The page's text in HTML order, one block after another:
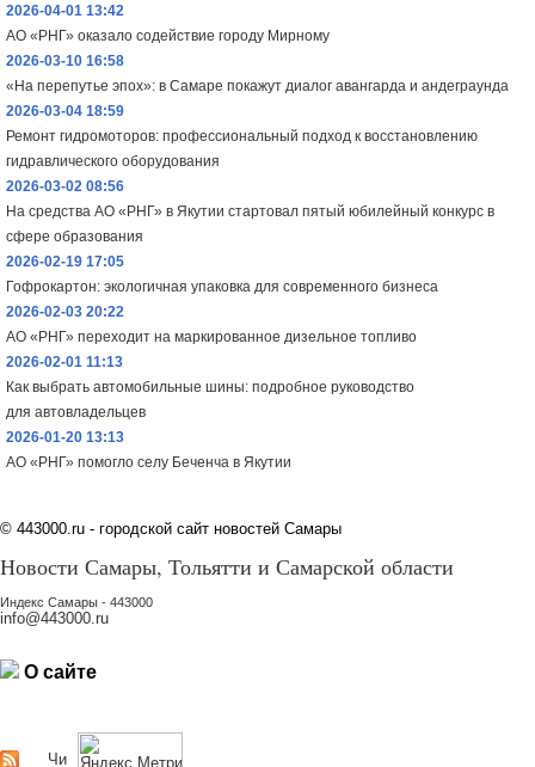
2026-04-01 13:42
АО «РНГ» оказало содействие городу Мирному
2026-03-10 16:58
«На перепутье эпох»: в Самаре покажут диалог авангарда и андеграунда
2026-03-04 18:59
Ремонт гидромоторов: профессиональный подход к восстановлению
гидравлического оборудования
2026-03-02 08:56
На средства АО «РНГ» в Якутии стартовал пятый юбилейный конкурс в
сфере образования
2026-02-19 17:05
Гофрокартон: экологичная упаковка для современного бизнеса
2026-02-03 20:22
АО «РНГ» переходит на маркированное дизельное топливо
2026-02-01 11:13
Как выбрать автомобильные шины: подробное руководство
для автовладельцев
2026-01-20 13:13
АО «РНГ» помогло селу Беченча в Якутии
© 443000.ru - городской сайт новостей Самары
Новости Самары, Тольятти и Самарской области
Индекс Самары - 443000
info@443000.ru
О сайте